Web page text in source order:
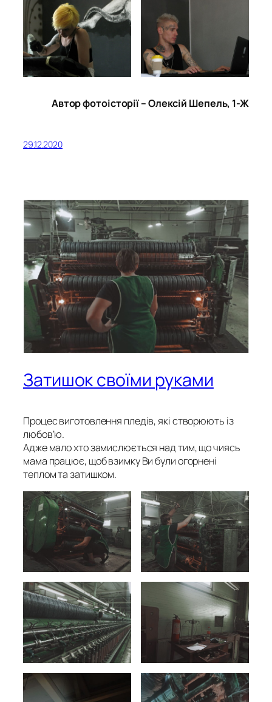
Автор фотоісторії – Олексій Шепель, 1-Ж
29.12.2020
Затишок своїми руками
Процес виготовлення пледів, які створюють із
любов’ю.
Адже мало хто замислюється над тим, що чиясь
мама працює, щоб взимку Ви були огорнені
теплом та затишком.